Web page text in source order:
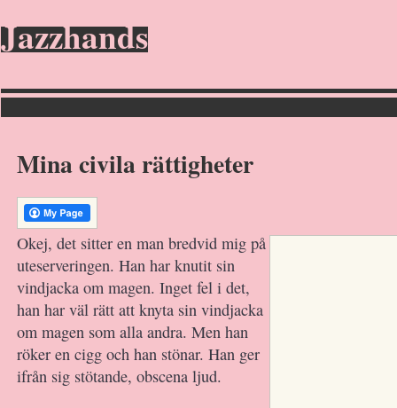
Jazzhands
Mina civila rättigheter
Okej, det sitter en man bredvid mig på
uteserveringen. Han har knutit sin
vindjacka om magen. Inget fel i det,
han har väl rätt att knyta sin vindjacka
om magen som alla andra. Men han
röker en cigg och han stönar. Han ger
ifrån sig stötande, obscena ljud.